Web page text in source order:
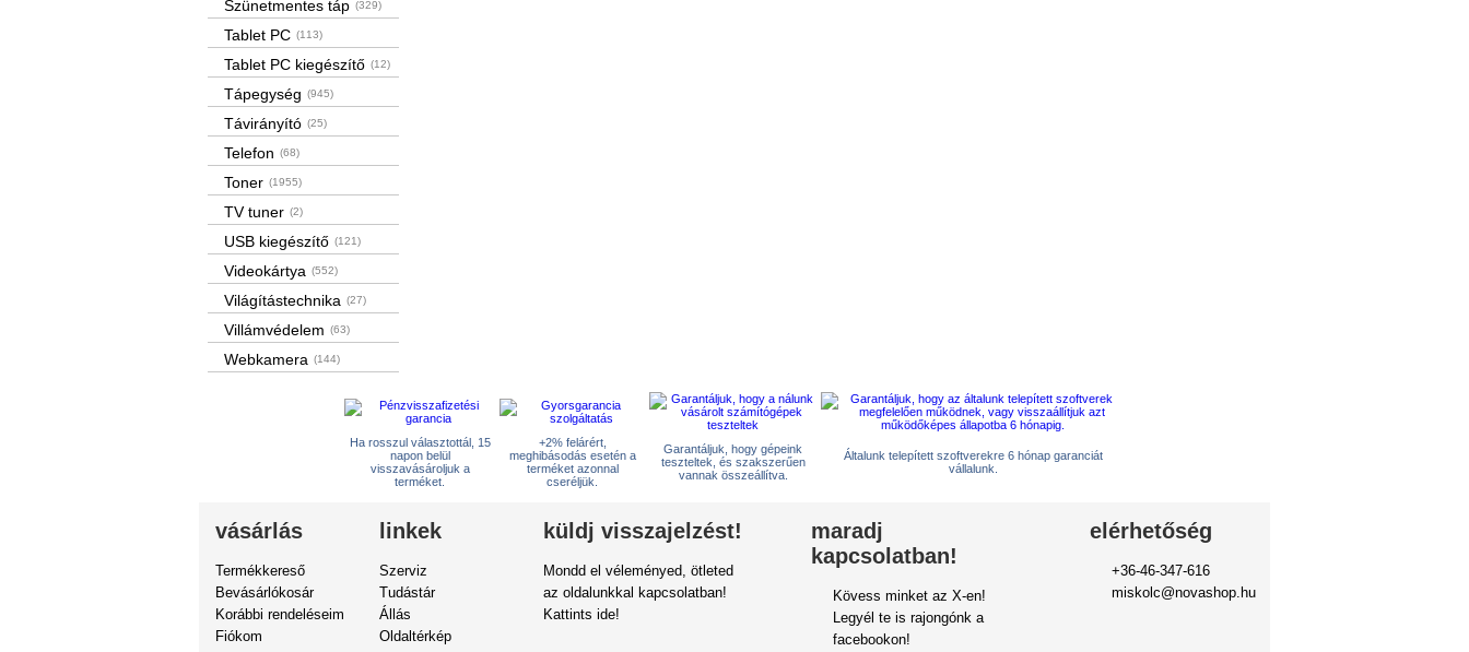
Szünetmentes táp (329)
Tablet PC (113)
Tablet PC kiegészítő (12)
Tápegység (945)
Távirányító (25)
Telefon (68)
Toner (1955)
TV tuner (2)
USB kiegészítő (121)
Videokártya (552)
Világítástechnika (27)
Villámvédelem (63)
Webkamera (144)
Ha rosszul választottál, 15
napon belül
visszavásároljuk a
terméket.
+2% felárért,
meghibásodás esetén a
terméket azonnal
cseréljük.
Garantáljuk, hogy gépeink
teszteltek, és szakszerűen
vannak összeállítva.
Általunk telepített szoftverekre 6 hónap garanciát
vállalunk.
vásárlás
Termékkereső
Bevásárlókosár
Korábbi rendeléseim
Fiókom
linkek
Szerviz
Tudástár
Állás
Oldaltérkép
küldj visszajelzést!
Mondd el véleményed, ötleted
az oldalunkkal kapcsolatban!
Kattints ide!
maradj
kapcsolatban!
Kövess minket az X-en!
Legyél te is rajongónk a
facebookon!
elérhetőség
+36-46-347-616
miskolc@novashop.hu